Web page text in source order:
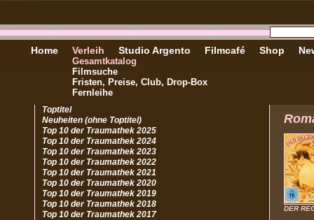
Home Verleih
Gesamtkatalog
Filmsuche
Fristen, Preise, Club, Drop-Box
Fernleihe
Studio Argento Filmcafé Shop
Toptitel
Neuheiten (ohne Toptitel)
Top 10 der Traumathek 2025
Top 10 der Traumathek 2024
Top 10 der Traumathek 2023
Top 10 der Traumathek 2022
Top 10 der Traumathek 2021
Top 10 der Traumathek 2020
Top 10 der Traumathek 2019
Top 10 der Traumathek 2018
Top 10 der Traumathek 2017
DER